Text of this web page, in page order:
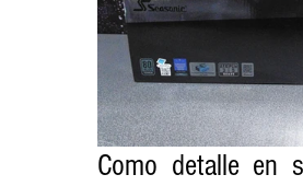
Como detalle en